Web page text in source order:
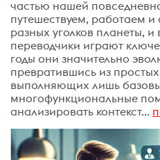
частью нашей
путешествуем, работаем
разных уголков планеты,
переводчики играют
годы они значительно
превратившись из
выполняющих лишь
многофункциональные
анализировать контекст...